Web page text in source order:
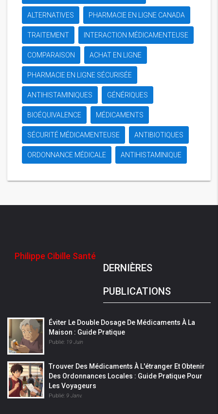
ALTERNATIVES PHARMACIE EN LIGNE CANADA
TRAITEMENT INTERACTION MÉDICAMENTEUSE
COMPARAISON ACHAT EN LIGNE
PHARMACIE EN LIGNE SÉCURISÉE
ANTIHISTAMINIQUES GÉNÉRIQUES
BIOÉQUIVALENCE MÉDICAMENTS
SÉCURITÉ MÉDICAMENTEUSE ANTIBIOTIQUES
ORDONNANCE MÉDICALE ANTIHISTAMINIQUE
Philippe Cibille Santé
DERNIÈRES
PUBLICATIONS
Éviter Le Double Dosage De Médicaments À La
Maison : Guide Pratique
Publié: 19 Juin
Trouver Des Médicaments À L'étranger Et Obtenir
Des Ordonnances Locales : Guide Pratique Pour
Les Voyageurs
Publié: 9 Janv.